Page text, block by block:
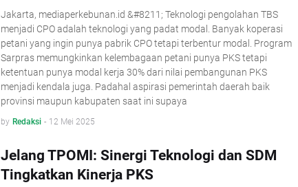
Jakarta, mediaperkebunan.id &#8211; Teknologi pengolahan TBS
menjadi CPO adalah teknologi yang padat modal. Banyak koperasi
petani yang ingin punya pabrik CPO tetapi terbentur modal. Program
Sarpras memungkinkan kelembagaan petani punya PKS tetapi
ketentuan punya modal kerja 30% dari nilai pembangunan PKS
menjadi kendala juga. Padahal aspirasi pemerintah daerah baik
provinsi maupun kabupaten saat ini supaya
by Redaksi - 12 Mei 2025
Jelang TPOMI: Sinergi Teknologi dan SDM
Tingkatkan Kinerja PKS